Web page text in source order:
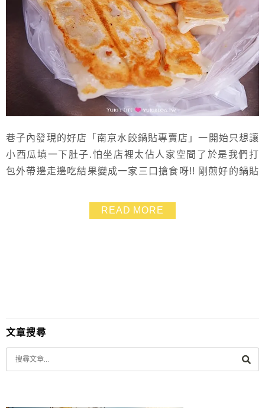
巷子內發現的好店「南京水餃鍋貼專賣店」一開始只想讓
小西瓜填一下肚子.怕坐店裡太佔人家空間了於是我們打
包外帶邊走邊吃結果變成一家三口搶食呀!! 剛煎好的鍋貼
READ MORE
文章搜尋